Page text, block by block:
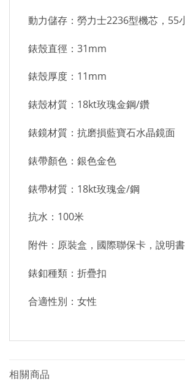
動力儲存：勞力士2236型機芯，55
錶殼直徑：31mm
錶殼厚度：11mm
錶殼材質：18kt玫瑰金鋼/鑽
錶鏡材質：抗磨損藍寶石水晶鏡面
錶帶顏色：銀色金色
錶帶材質：18kt玫瑰金/鋼
抗水：100米
附件：原裝盒，國際聯保卡，說明
錶釦種類：折疊扣
合適性別：女性
相關商品